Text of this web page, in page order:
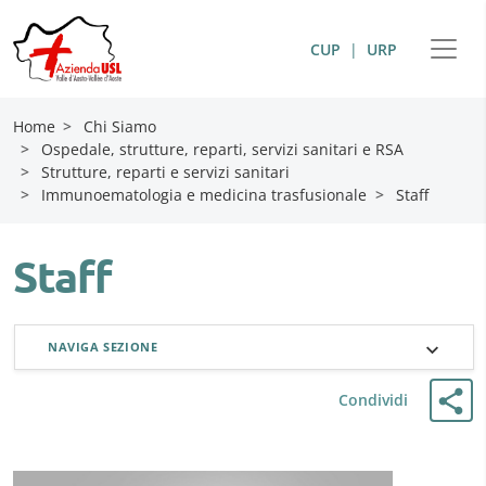
CUP | URP
Home >
Chi Siamo
>
Ospedale, strutture, reparti, servizi sanitari e RSA
> Strutture, reparti e servizi sanitari
>
Immunoematologia e medicina trasfusionale > Staff
Staff
Condividi
NAVIGA SEZIONE